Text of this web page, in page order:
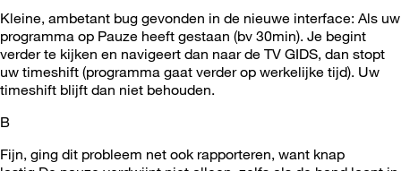
Kleine, ambetant bug gevonden in de nieuwe interface: Als uw
programma op Pauze heeft gestaan (bv 30min). Je begint
verder te kijken en navigeert dan naar de TV GIDS, dan stopt
uw timeshift (programma gaat verder op werkelijke tijd). Uw
timeshift blijft dan niet behouden.
B
Fijn, ging dit probleem net ook rapporteren, want knap